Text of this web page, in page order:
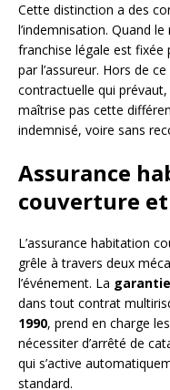
Cette distinction a des
l’indemnisation. Quand le
franchise légale est
par l’assureur. Hors de
contractuelle qui prévaut,
maîtrise pas cette
indemnisé, voire sans
Assurance
couverture
L’assurance habitation
grêle à travers deux
l’événement. La
dans tout contrat
1990, prend en charge
nécessiter d’arrêté de
qui s’active
standard.